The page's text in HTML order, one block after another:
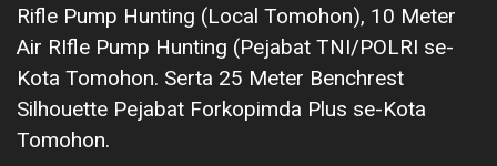
Rifle Pump Hunting (Local Tomohon), 10 Meter
Air RIfle Pump Hunting (Pejabat TNI/POLRI se-
Kota Tomohon. Serta 25 Meter Benchrest
Silhouette Pejabat Forkopimda Plus se-Kota
Tomohon.